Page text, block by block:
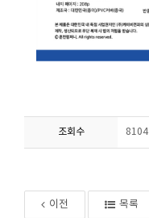
조회수 8104
이전 목록